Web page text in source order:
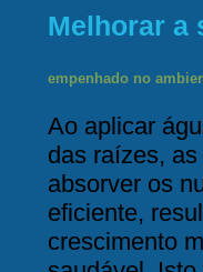
Melhorar a
empenhado no
Ao aplicar
das raízes,
absorver os
eficiente,
crescimento